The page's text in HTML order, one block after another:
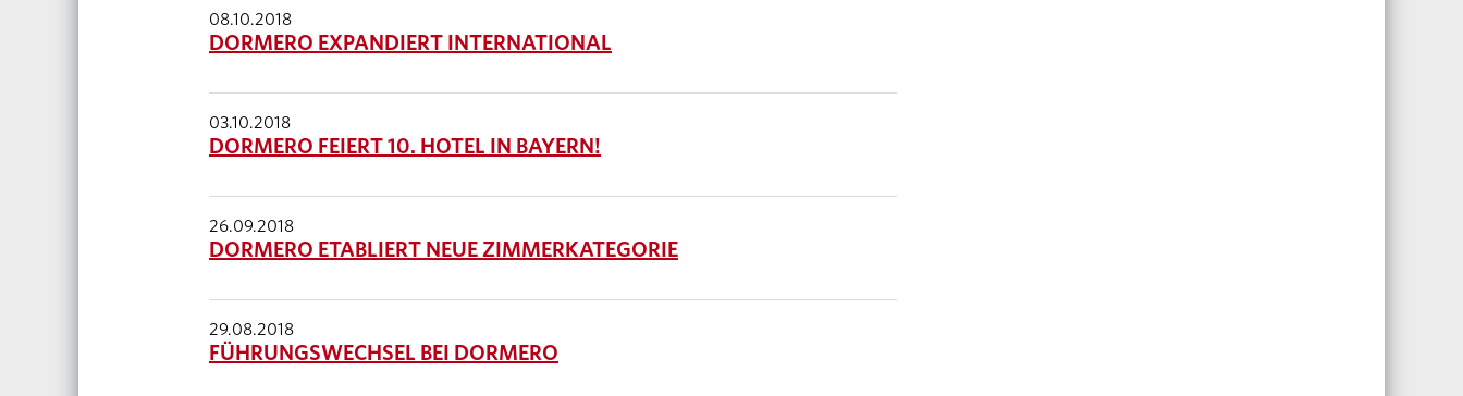
08.10.2018
DORMERO EXPANDIERT INTERNATIONAL
03.10.2018
DORMERO FEIERT 10. HOTEL IN BAYERN!
26.09.2018
DORMERO ETABLIERT NEUE ZIMMERKATEGORIE
29.08.2018
FÜHRUNGSWECHSEL BEI DORMERO